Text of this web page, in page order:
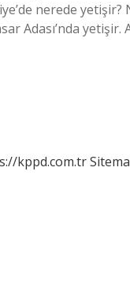
nerede yetişir?
Adası’nda yetişir.
kppd.com.tr